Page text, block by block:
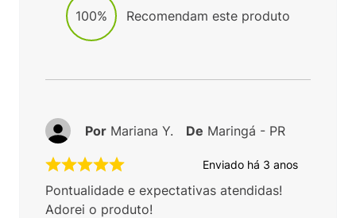
100% Recomendam este produto
Enviado há 3 anos
Pontualidade e expectativas atendidas!
Adorei o produto!
Por Mariana Y. De Maringá - PR